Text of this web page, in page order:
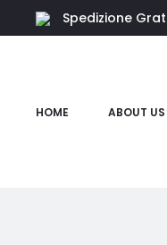
Spedizione
HOME ABOUT US